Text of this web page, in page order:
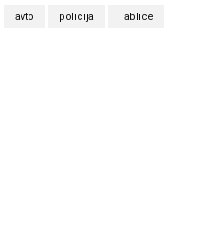
avto policija Tablice